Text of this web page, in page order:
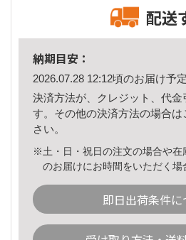
配送
納期目安：
2026.07.28 12:12頃のお届け予定
決済方法が、クレジット、代金
す。その他の決済方法の場合は
さい。
※土・日・祝日の注文の場合や在
のお届けにお時間をいただく場
即日出荷条件に